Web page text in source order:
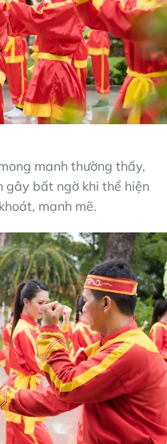
manh thường thấy,
gây bất ngờ khi thể hiện
mạnh mẽ.